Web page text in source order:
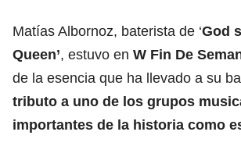
Matías Albornoz, baterista de ‘God
Queen’, estuvo en W Fin De
de la esencia que ha llevado a su
tributo a uno de los grupos
importantes de la historia como es